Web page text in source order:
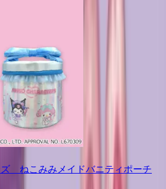
ねこみみメイドバニティポーチ